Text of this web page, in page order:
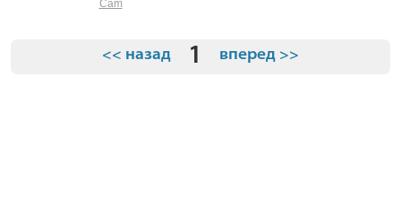
Cam
<< назад 1 вперед >>